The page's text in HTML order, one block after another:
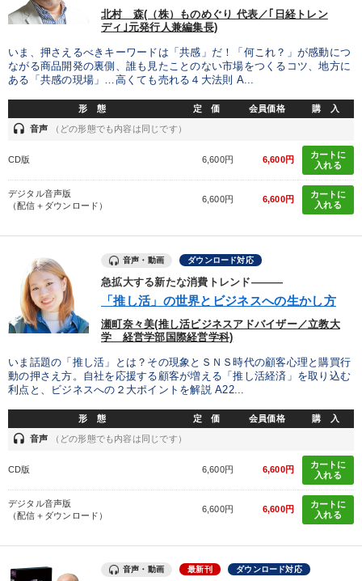
北村 森(（株）ものめぐり 代表／｢日経トレン
ディ｣元発行人兼編集長)
いま、押さえるべきキーワードは「共感」だ！「何これ？」が感動につ
ながる商品開発の裏側、誰も見たことのない市場をつくるコツ、地方に
ある「共感の現場」…高くても売れる４大法則 A...
形 態 定 価 会員価格 購 入
headset 音声 （どの形態でも内容は同じです）
CD版 6,600円 6,600円
カートに
入れる
デジタル音声版
（配信＋ダウンロード）
6,600円 6,600円
カートに
入れる
音声・動画 ダウンロード対応
急拡大する新たな消費トレンド―――
「推し活」の世界とビジネスへの生かし方
瀬町奈々美(推し活ビジネスアドバイザー／立教大
学 経営学部国際経営学科)
いま話題の「推し活」とは？その現象とＳＮＳ時代の顧客心理と購買行
動の押さえ方。自社を応援する顧客が増える「推し活経済」を取り込む
利点と、ビジネスへの２大ポイントを解説 A22...
形 態 定 価 会員価格 購 入
headset 音声 （どの形態でも内容は同じです）
CD版 6,600円 6,600円
カートに
入れる
デジタル音声版
（配信＋ダウンロード）
6,600円 6,600円
カートに
入れる
音声・動画 最新刊 ダウンロード対応